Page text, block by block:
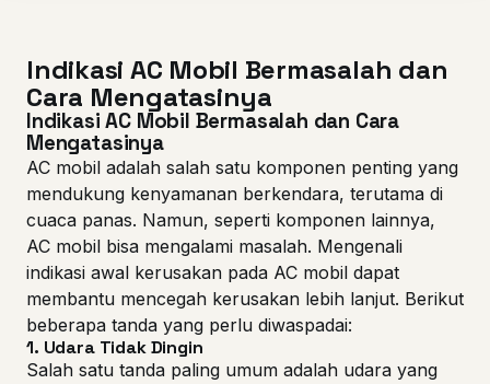
Indikasi AC Mobil Bermasalah dan
Cara Mengatasinya
Indikasi AC Mobil Bermasalah dan Cara
Mengatasinya
AC mobil adalah salah satu komponen penting yang
mendukung kenyamanan berkendara, terutama di
cuaca panas. Namun, seperti komponen lainnya,
AC mobil bisa mengalami masalah. Mengenali
indikasi awal kerusakan pada AC mobil dapat
membantu mencegah kerusakan lebih lanjut. Berikut
beberapa tanda yang perlu diwaspadai:
1. Udara Tidak Dingin
Salah satu tanda paling umum adalah udara yang